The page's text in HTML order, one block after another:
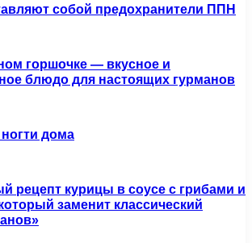
собой предохранители ППН
горшочке — вкусное и
блюдо для настоящих гурманов
дома
рецепт курицы в соусе с грибами и
заменит классический